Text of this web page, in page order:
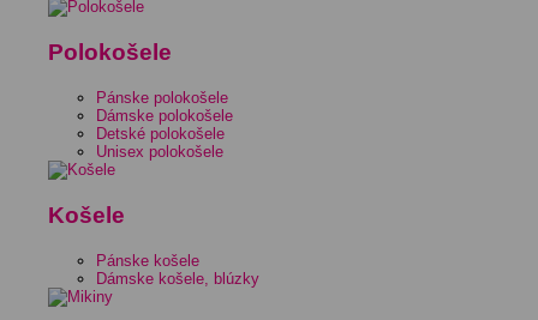
Polokošele
Pánske polokošele
Dámske polokošele
Detské polokošele
Unisex polokošele
Košele
Pánske košele
Dámske košele, blúzky